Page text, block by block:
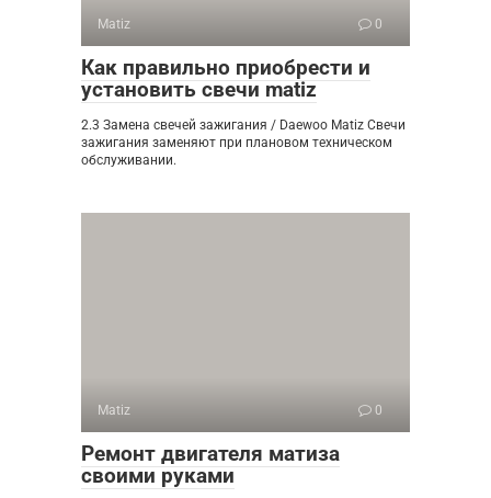
Matiz 0
Как правильно приобрести и
установить свечи matiz
2.3 Замена свечей зажигания / Daewoo Matiz Свечи
зажигания заменяют при плановом техническом
обслуживании.
Matiz 0
Ремонт двигателя матиза
своими руками